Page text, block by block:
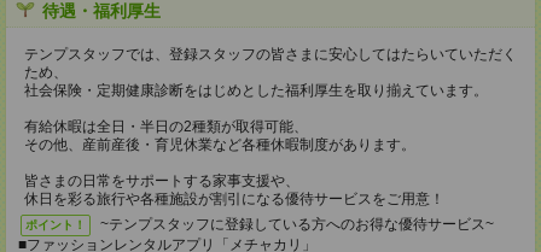
待遇・福利厚生
テンプスタッフでは、登録スタッフの皆さまに安心してはたらいていただく
ため、
社会保険・定期健康診断をはじめとした福利厚生を取り揃えています。
有給休暇は全日・半日の2種類が取得可能、
その他、産前産後・育児休業など各種休暇制度があります。
皆さまの日常をサポートする家事支援や、
休日を彩る旅行や各種施設が割引になる優待サービスをご用意！
ポイント！
~テンプスタッフに登録している方へのお得な優待サービス~
■ファッションレンタルアプリ「メチャカリ」